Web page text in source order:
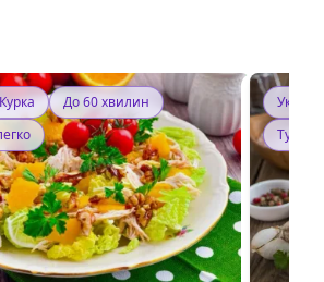
Курка
До 60 хвилин